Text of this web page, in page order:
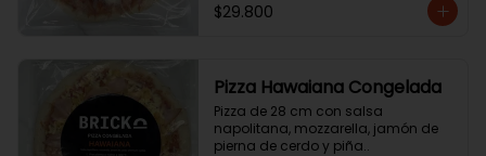
$29.800
Pizza Hawaiana Congelada
Pizza de 28 cm con salsa
napolitana, mozzarella, jamón de
pierna de cerdo y piña..